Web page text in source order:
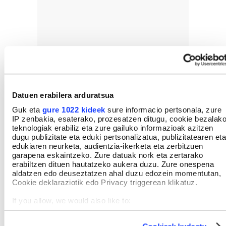
Datuen erabilera arduratsua
Guk eta gure 1022 kideek sure informacio pertsonala, zure
IP zenbakia, esaterako, prozesatzen ditugu, cookie bezalako
teknologiak erabiliz eta zure gailuko informazioak azitzen
dugu publizitate eta eduki pertsonalizatua, publizitatearen eta
edukiaren neurketa, audientzia-ikerketa eta zerbitzuen
garapena eskaintzeko. Zure datuak nork eta zertarako
erabiltzen dituen hautatzeko aukera duzu. Zure onespena
aldatzen edo deuseztatzen ahal duzu edozein momentutan,
Cookie deklaraziotik edo Privacy triggerean klikatuz.
If you allow, we would also like to:
Collect information about your geographical location